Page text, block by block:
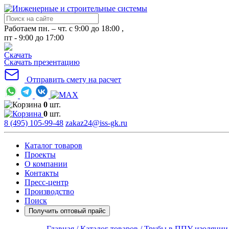
Работаем пн. – чт. с 9:00 до 18:00 ,
пт - 9:00 до 17:00
Скачать презентацию
Отправить смету на расчет
0 шт.
0 шт.
8 (495) 105-99-48 zakaz24@iss-gk.ru
Каталог товаров
Проекты
О компании
Контакты
Пресс-центр
Производство
Поиск
Получить оптовый прайс